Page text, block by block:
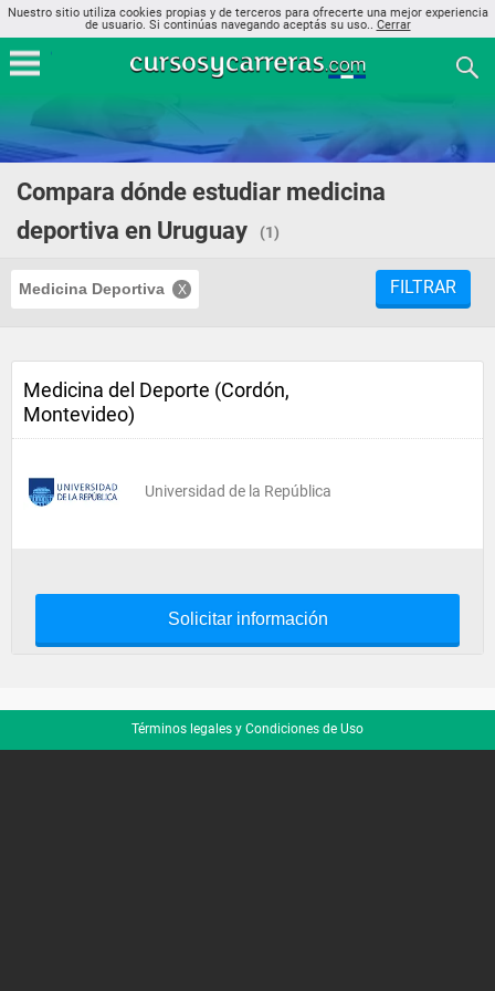
Nuestro sitio utiliza cookies propias y de terceros para ofrecerte una mejor experiencia
de usuario. Si continúas navegando aceptás su uso.. Cerrar
Compara dónde estudiar medicina
deportiva en Uruguay
(1)
Medicina Deportiva FILTRAR
Medicina del Deporte (Cordón,
Montevideo)
Universidad de la República
Solicitar información
Términos legales y Condiciones de Uso